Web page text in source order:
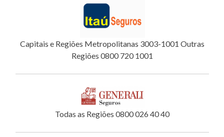
Capitais e Regiões Metropolitanas 3003-1001 Outras
Regiões 0800 720 1001
Todas as Regiões 0800 026 40 40